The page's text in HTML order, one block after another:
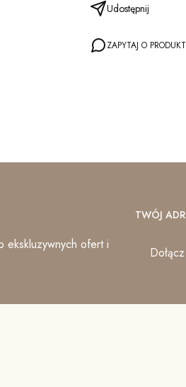
Udostępnij
ZAPYTAJ O PRODUKT
ekskluzywnych ofert i
TWÓJ